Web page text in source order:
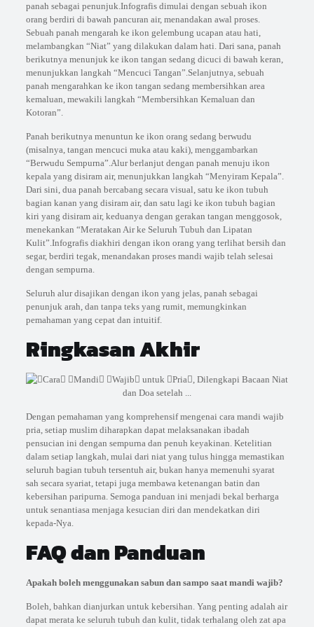
panah sebagai penunjuk.Infografis dimulai dengan sebuah ikon
orang berdiri di bawah pancuran air, menandakan awal proses.
Sebuah panah mengarah ke ikon gelembung ucapan atau hati,
melambangkan “Niat” yang dilakukan dalam hati. Dari sana, panah
berikutnya menunjuk ke ikon tangan sedang dicuci di bawah keran,
menunjukkan langkah “Mencuci Tangan”.Selanjutnya, sebuah
panah mengarahkan ke ikon tangan sedang membersihkan area
kemaluan, mewakili langkah “Membersihkan Kemaluan dan
Kotoran”.
Panah berikutnya menuntun ke ikon orang sedang berwudu
(misalnya, tangan mencuci muka atau kaki), menggambarkan
“Berwudu Sempurna”.Alur berlanjut dengan panah menuju ikon
kepala yang disiram air, menunjukkan langkah “Menyiram Kepala”.
Dari sini, dua panah bercabang secara visual, satu ke ikon tubuh
bagian kanan yang disiram air, dan satu lagi ke ikon tubuh bagian
kiri yang disiram air, keduanya dengan gerakan tangan menggosok,
menekankan “Meratakan Air ke Seluruh Tubuh dan Lipatan
Kulit”.Infografis diakhiri dengan ikon orang yang terlihat bersih dan
segar, berdiri tegak, menandakan proses mandi wajib telah selesai
dengan sempurna.
Seluruh alur disajikan dengan ikon yang jelas, panah sebagai
penunjuk arah, dan tanpa teks yang rumit, memungkinkan
pemahaman yang cepat dan intuitif.
Ringkasan Akhir
Dengan pemahaman yang komprehensif mengenai cara mandi wajib
pria, setiap muslim diharapkan dapat melaksanakan ibadah
pensucian ini dengan sempurna dan penuh keyakinan. Ketelitian
dalam setiap langkah, mulai dari niat yang tulus hingga memastikan
seluruh bagian tubuh tersentuh air, bukan hanya memenuhi syarat
sah secara syariat, tetapi juga membawa ketenangan batin dan
kebersihan paripurna. Semoga panduan ini menjadi bekal berharga
untuk senantiasa menjaga kesucian diri dan mendekatkan diri
kepada-Nya.
FAQ dan Panduan
Apakah boleh menggunakan sabun dan sampo saat mandi wajib?
Boleh, bahkan dianjurkan untuk kebersihan. Yang penting adalah air
dapat merata ke seluruh tubuh dan kulit, tidak terhalang oleh zat apa